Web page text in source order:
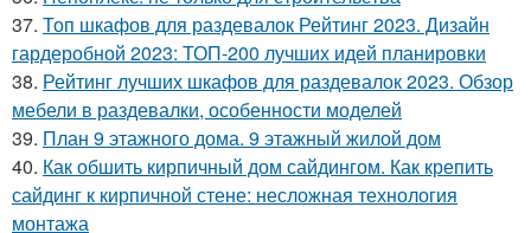
37. Топ шкафов для раздевалок Рейтинг 2023. Дизайн
гардеробной 2023: ТОП-200 лучших идей планировки
38. Рейтинг лучших шкафов для раздевалок 2023. Обзор
мебели в раздевалки, особенности моделей
39. План 9 этажного дома. 9 этажный жилой дом
40. Как обшить кирпичный дом сайдингом. Как крепить
сайдинг к кирпичной стене: несложная технология
монтажа